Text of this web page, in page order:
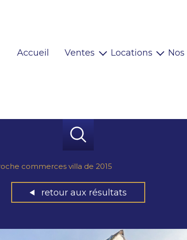
Accueil Ventes
Locaux pro
Immeubles
Autres
Locations
commerces villa de 2015
retour aux résultats